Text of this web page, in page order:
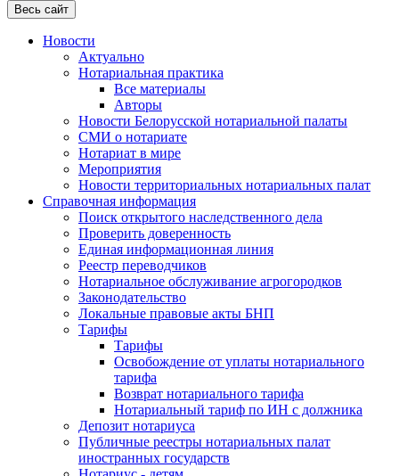
Весь сайт
Новости
Актуально
Нотариальная практика
Все материалы
Авторы
Новости Белорусской нотариальной палаты
СМИ о нотариате
Нотариат в мире
Мероприятия
Новости территориальных нотариальных палат
Справочная информация
Поиск открытого наследственного дела
Проверить доверенность
Единая информационная линия
Реестр переводчиков
Нотариальное обслуживание агрогородков
Законодательство
Локальные правовые акты БНП
Тарифы
Тарифы
Освобождение от уплаты нотариального
тарифа
Возврат нотариального тарифа
Нотариальный тариф по ИН с должника
Депозит нотариуса
Публичные реестры нотариальных палат
иностранных государств